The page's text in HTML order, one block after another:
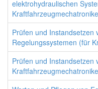
elektrohydraulischen
Prüfen und Instandsetzen
Regelungssystemen (für
Prüfen und Instandsetzen